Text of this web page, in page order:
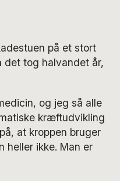
på et stort
det tog halvandet år,
og jeg så alle
kræftudvikling
at kroppen bruger
heller ikke. Man er